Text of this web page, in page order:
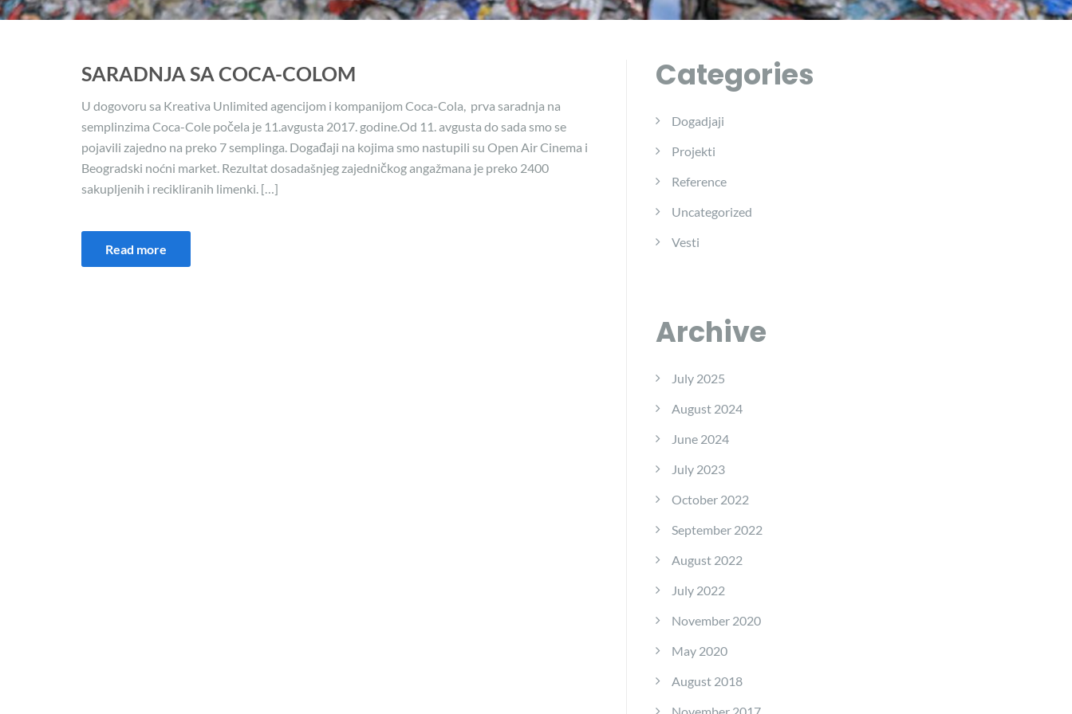
SARADNJA SA COCA-COLOM
U dogovoru sa Kreativa Unlimited agencijom i kompanijom Coca-Cola, prva saradnja na
semplinzima Coca-Cole počela je 11.avgusta 2017. godine.Od 11. avgusta do sada smo se
pojavili zajedno na preko 7 semplinga. Događaji na kojima smo nastupili su Open Air Cinema i
Beogradski noćni market. Rezultat dosadašnjeg zajedničkog angažmana je preko 2400
sakupljenih i recikliranih limenki. […]
Read more
Categories
Dogadjaji
Projekti
Reference
Uncategorized
Vesti
Archive
July 2025
August 2024
June 2024
July 2023
October 2022
September 2022
August 2022
July 2022
November 2020
May 2020
August 2018